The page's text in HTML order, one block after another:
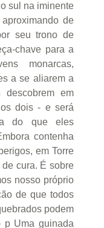
sul na iminente
de
seu trono de
chave para a
monarcas,
a se aliarem a
em
dois - e será
do que eles
contenha
em Torre
cura. É sobre
nosso próprio
de que todos
podem
Uma guinada